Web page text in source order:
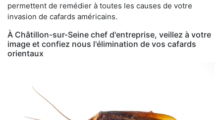
permettent de remédier à toutes les causes de votre
invasion de cafards américains.
À Châtillon-sur-Seine chef d'entreprise, veillez à votre
image et confiez nous l'élimination de vos cafards
orientaux